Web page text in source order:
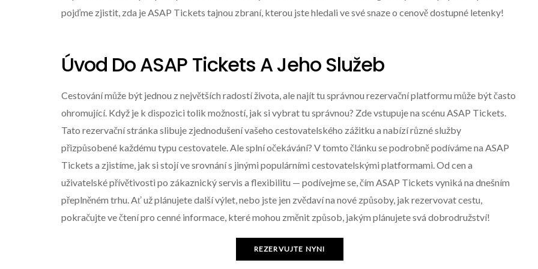
pojďme zjistit, zda je ASAP Tickets tajnou zbraní, kterou jste hledali ve své snaze o cenově dostupné letenky!
Úvod Do ASAP Tickets A Jeho Služeb
Cestování může být jednou z největších radostí života, ale najít tu správnou rezervační platformu může být často
ohromující. Když je k dispozici tolik možností, jak si vybrat tu správnou? Zde vstupuje na scénu ASAP Tickets.
Tato rezervační stránka slibuje zjednodušení vašeho cestovatelského zážitku a nabízí různé služby
přizpůsobené každému typu cestovatele. Ale splní očekávání? V tomto článku se podrobně podíváme na ASAP
Tickets a zjistíme, jak si stojí ve srovnání s jinými populárními cestovatelskými platformami. Od cen a
uživatelské přívětivosti po zákaznický servis a flexibilitu — podívejme se, čím ASAP Tickets vyniká na dnešním
přeplněném trhu. Ať už plánujete další výlet, nebo jste jen zvědaví na nové způsoby, jak rezervovat cestu,
pokračujte ve čtení pro cenné informace, které mohou změnit způsob, jakým plánujete svá dobrodružství!
REZERVUJTE NYNI